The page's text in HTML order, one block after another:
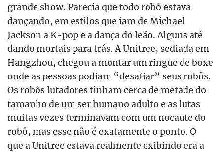
grande show. Parecia que todo robô estava
dançando, em estilos que iam de Michael
Jackson a K-pop e a dança do leão. Alguns até
dando mortais para trás. A Unitree, sediada em
Hangzhou, chegou a montar um ringue de boxe
onde as pessoas podiam “desafiar” seus robôs.
Os robôs lutadores tinham cerca de metade do
tamanho de um ser humano adulto e as lutas
muitas vezes terminavam com um nocaute do
robô, mas esse não é exatamente o ponto. O
que a Unitree estava realmente exibindo era a